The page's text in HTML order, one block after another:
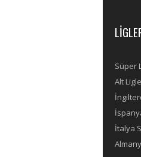
Süper
Alt
İtalya